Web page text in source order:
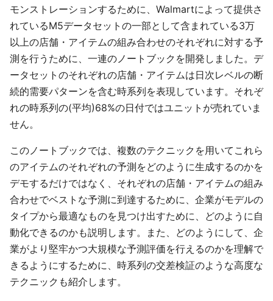
モンストレーションするために、Walmartによって提供さ
れているM5データセットの一部として含まれている3万
以上の店舗・アイテムの組み合わせのそれぞれに対する予
測を行うために、一連のノートブックを開発しました。デ
ータセットのそれぞれの店舗・アイテムは日次レベルの断
続的需要パターンを含む時系列を表現しています。それぞ
れの時系列の(平均)68%の日付ではユニットが売れていま
せん。
このノートブックでは、複数のテクニックを用いてこれら
のアイテムのそれぞれの予測をどのように生成するのかを
デモするだけではなく、それぞれの店舗・アイテムの組み
合わせでベストな予測に到達するために、企業がモデルの
タイプから最適なものを見つけ出すために、どのように自
動化できるのかも説明します。また、どのようにして、企
業がより堅牢かつ大規模な予測評価を行えるのかを理解で
きるようにするために、時系列の交差検証のような高度な
テクニックも紹介します。